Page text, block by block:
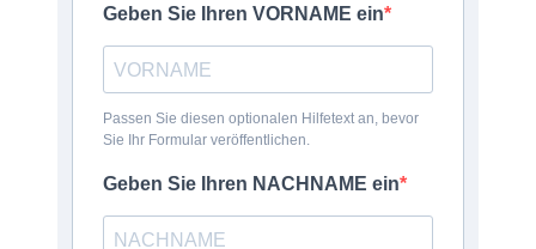
Geben Sie Ihren VORNAME ein
Passen Sie diesen optionalen Hilfetext an, bevor
Sie Ihr Formular veröffentlichen.
Geben Sie Ihren NACHNAME ein